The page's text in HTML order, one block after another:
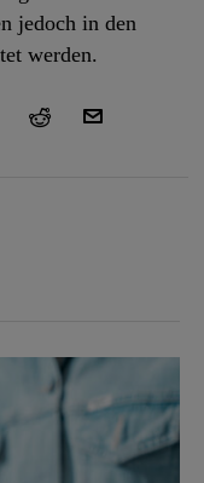
jedoch in den
werden.